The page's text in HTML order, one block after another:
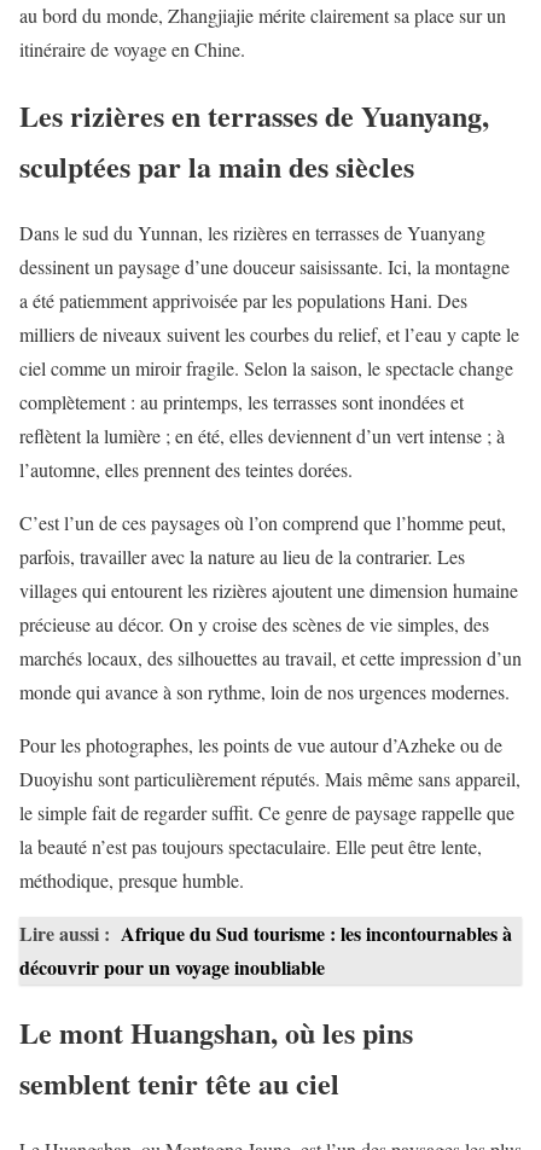
au bord du monde, Zhangjiajie mérite clairement sa place sur un
itinéraire de voyage en Chine.
Les rizières en terrasses de Yuanyang,
sculptées par la main des siècles
Dans le sud du Yunnan, les rizières en terrasses de Yuanyang
dessinent un paysage d’une douceur saisissante. Ici, la montagne
a été patiemment apprivoisée par les populations Hani. Des
milliers de niveaux suivent les courbes du relief, et l’eau y capte le
ciel comme un miroir fragile. Selon la saison, le spectacle change
complètement : au printemps, les terrasses sont inondées et
reflètent la lumière ; en été, elles deviennent d’un vert intense ; à
l’automne, elles prennent des teintes dorées.
C’est l’un de ces paysages où l’on comprend que l’homme peut,
parfois, travailler avec la nature au lieu de la contrarier. Les
villages qui entourent les rizières ajoutent une dimension humaine
précieuse au décor. On y croise des scènes de vie simples, des
marchés locaux, des silhouettes au travail, et cette impression d’un
monde qui avance à son rythme, loin de nos urgences modernes.
Pour les photographes, les points de vue autour d’Azheke ou de
Duoyishu sont particulièrement réputés. Mais même sans appareil,
le simple fait de regarder suffit. Ce genre de paysage rappelle que
la beauté n’est pas toujours spectaculaire. Elle peut être lente,
méthodique, presque humble.
Lire aussi : Afrique du Sud tourisme : les incontournables à
découvrir pour un voyage inoubliable
Le mont Huangshan, où les pins
semblent tenir tête au ciel